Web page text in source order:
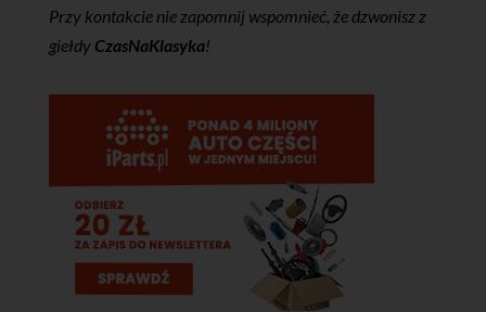
Przy kontakcie nie zapomnij wspomnieć, że dzwonisz z
giełdy CzasNaKlasyka!